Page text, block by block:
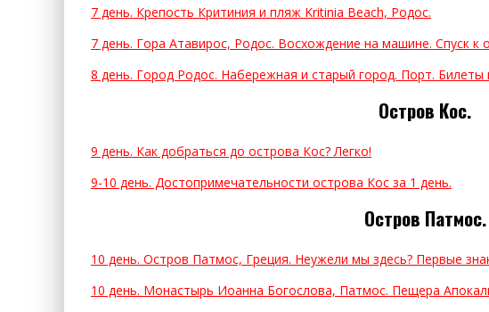
7 день. Крепость Критиния и пляж Kritinia Beach, Родос.
7 день. Гора Атавирос, Родос. Восхождение на машине. Спуск к
8 день. Город Родос. Набережная и старый город. Порт. Билеты
Остров Кос.
9 день. Как добраться до острова Кос? Легко!
9-10 день. Достопримечательности острова Кос за 1 день.
Остров Патмос.
10 день. Остров Патмос, Греция. Неужели мы здесь? Первые
10 день. Монастырь Иоанна Богослова, Патмос. Пещера